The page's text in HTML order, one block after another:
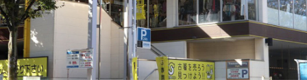
2018(108)